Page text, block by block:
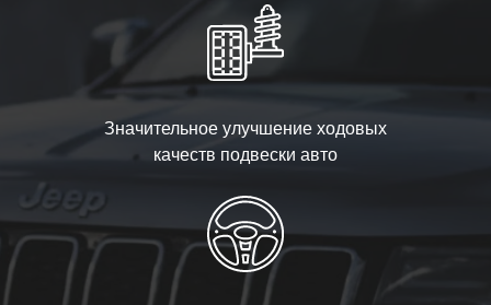
Значительное улучшение ходовых
качеств подвески авто